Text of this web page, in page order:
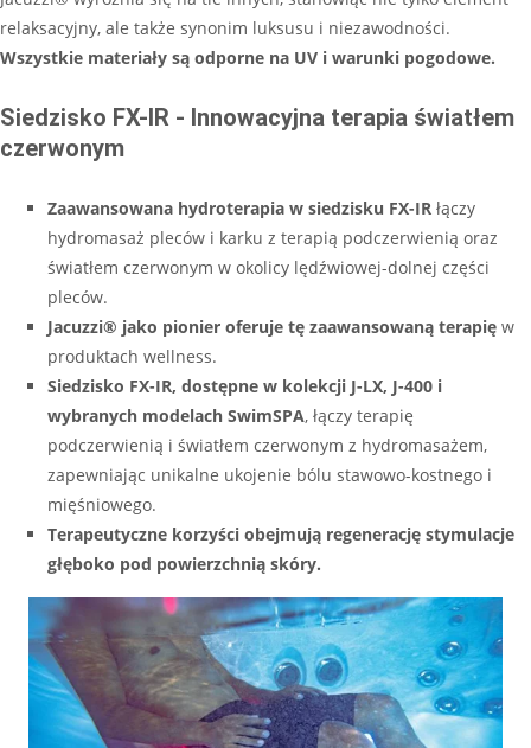
relaksacyjny, ale także synonim luksusu i niezawodności.
Wszystkie materiały są odporne na UV i warunki pogodowe.
Siedzisko FX-IR - Innowacyjna terapia światłem
czerwonym
Zaawansowana hydroterapia w siedzisku FX-IR łączy
hydromasaż pleców i karku z terapią podczerwienią oraz
światłem czerwonym w okolicy lędźwiowej-dolnej części
pleców.
Jacuzzi® jako pionier oferuje tę zaawansowaną terapię w
produktach wellness.
Siedzisko FX-IR, dostępne w kolekcji J-LX, J-400 i
wybranych modelach SwimSPA, łączy terapię
podczerwienią i światłem czerwonym z hydromasażem,
zapewniając unikalne ukojenie bólu stawowo-kostnego i
mięśniowego.
Terapeutyczne korzyści obejmują regenerację stymulacje
głęboko pod powierzchnią skóry.